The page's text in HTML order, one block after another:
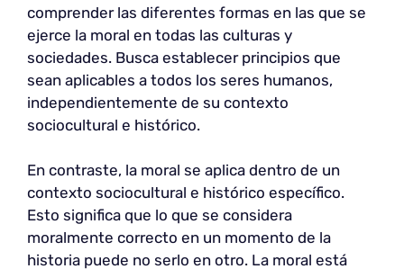
comprender las diferentes formas en las que se
ejerce la moral en todas las culturas y
sociedades. Busca establecer principios que
sean aplicables a todos los seres humanos,
independientemente de su contexto
sociocultural e histórico.
En contraste, la moral se aplica dentro de un
contexto sociocultural e histórico específico.
Esto significa que lo que se considera
moralmente correcto en un momento de la
historia puede no serlo en otro. La moral está